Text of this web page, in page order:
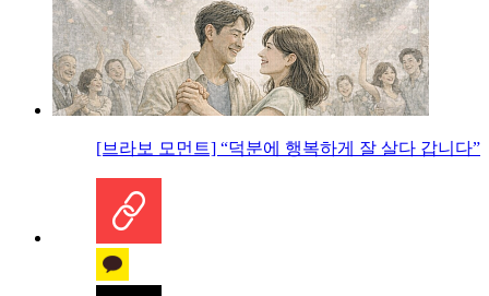
[브라보 모먼트] “덕분에 행복하게 잘 살다 갑니다”